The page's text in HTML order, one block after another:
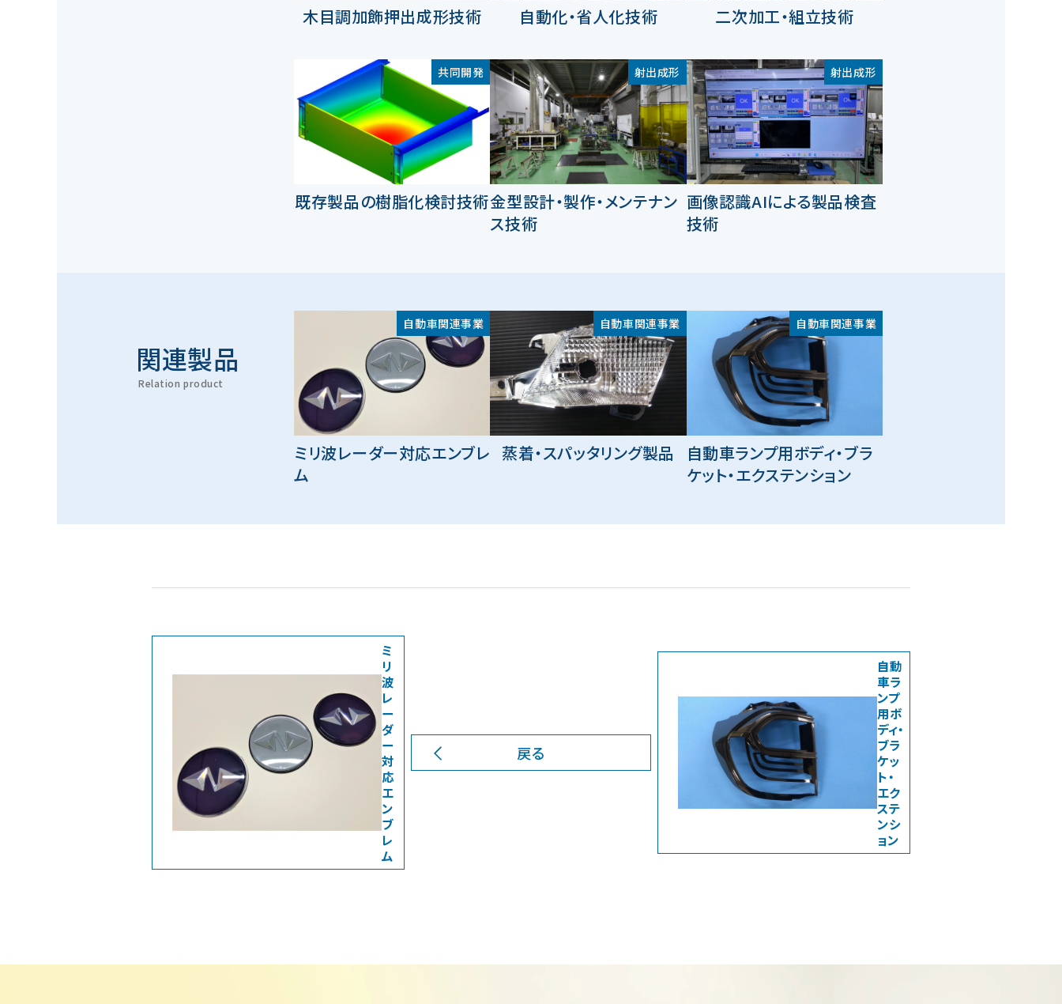
木目調加飾押出成形技術 自動化・省人化技術 二次加工・組立技術
共同開発
既存製品の樹脂化検討技術
射出成形
金型設計・製作・メンテナン
ス技術
射出成形
画像認識AIによる製品検査
技術
関連製品
Relation product
自動車関連事業
ミリ波レーダー対応エンブレ
ム
自動車関連事業
蒸着・スパッタリング製品
自動車関連事業
自動車ランプ用ボディ・ブラ
ケット・エクステンション
ミ
リ
波
レ
ー
ダ
ー
対
応
エ
ン
ブ
レ
ム
戻る
自動
車ラ
ンプ
用ボ
ディ・
ブラ
ケッ
ト・
エク
ステ
ンシ
ョン